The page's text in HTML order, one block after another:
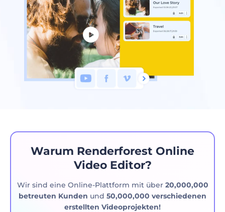
Warum Renderforest Online
Video Editor?
Wir sind eine Online-Plattform mit über 20,000,000
betreuten Kunden und 50,000,000 verschiedenen
erstellten Videoprojekten!